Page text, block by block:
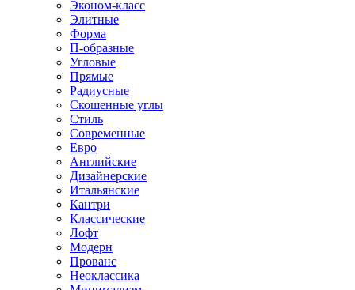
Эконом-класс
Элитные
Форма
П-образные
Угловые
Прямые
Радиусные
Скошенные углы
Стиль
Современные
Евро
Английские
Дизайнерские
Итальянские
Кантри
Классические
Лофт
Модерн
Прованс
Неоклассика